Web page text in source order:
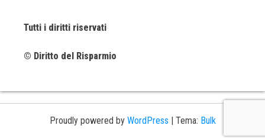
Tutti i diritti riservati
© Diritto del Risparmio
Proudly powered by WordPress Tema: Bulk